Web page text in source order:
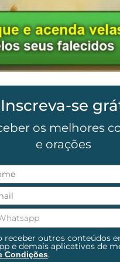
Inscreva-se
os melhores
e orações
receber outros conteúdos
e demais aplicativos de
Condições.